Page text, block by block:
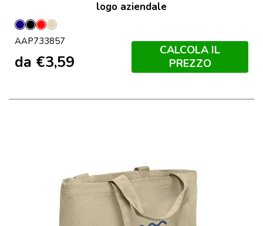
logo aziendale
Blu
Scuro
Nero
RossoNaturale
AAP733857
da €3,59
CALCOLA IL
PREZZO